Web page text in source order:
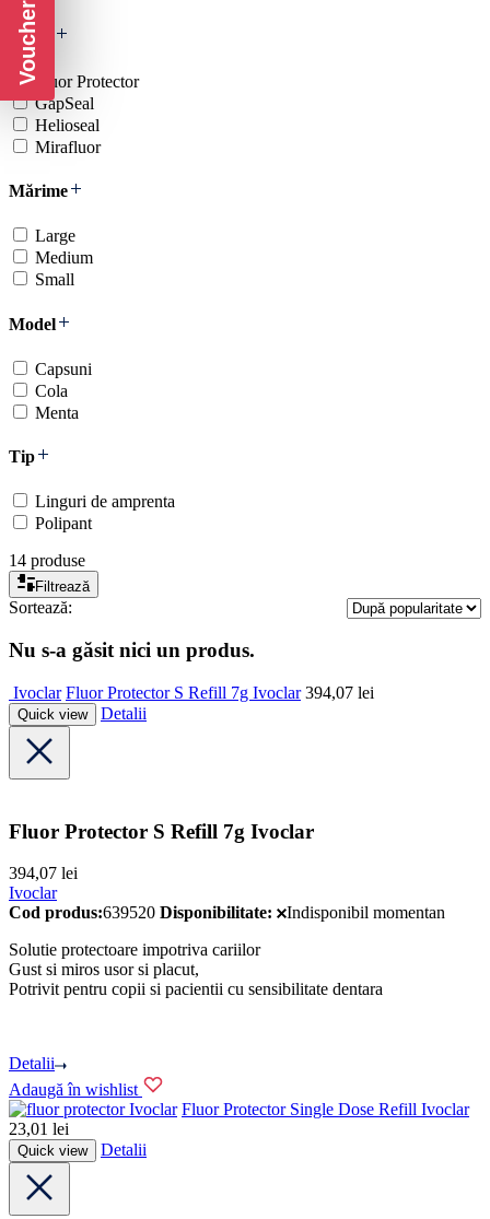
Gamă
Fluor Protector
GapSeal
Helioseal
Mirafluor
Mărime
Large
Medium
Small
Model
Capsuni
Cola
Menta
Tip
Linguri de amprenta
Polipant
14 produse
Filtrează
Sortează:
Nu s-a găsit nici un produs.
Ivoclar Fluor Protector S Refill 7g Ivoclar 394,07 lei
Quick view Detalii
Fluor Protector S Refill 7g Ivoclar
394,07 lei
Ivoclar
Cod produs:639520 Disponibilitate:
Indisponibil momentan
Solutie protectoare impotriva cariilor
Gust si miros usor si placut,
Potrivit pentru copii si pacientii cu sensibilitate dentara
Detalii
Adaugă în wishlist
Ivoclar Fluor Protector Single Dose Refill Ivoclar
23,01 lei
Quick view Detalii